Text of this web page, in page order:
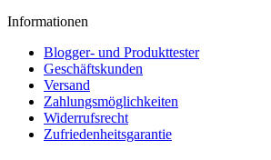
Informationen
Blogger- und Produkttester
Geschäftskunden
Versand
Zahlungsmöglichkeiten
Widerrufsrecht
Zufriedenheitsgarantie